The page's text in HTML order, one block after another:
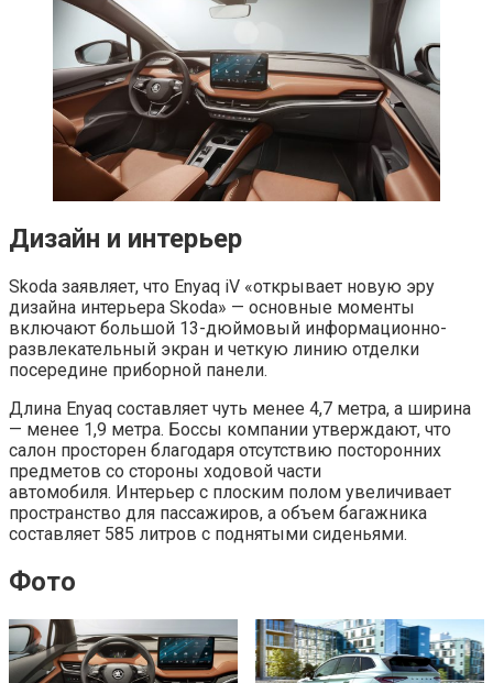
Дизайн и интерьер
Skoda заявляет, что Enyaq iV «открывает новую эру
дизайна интерьера Skoda» — основные моменты
включают большой 13-дюймовый информационно-
развлекательный экран и четкую линию отделки
посередине приборной панели.
Длина Enyaq составляет чуть менее 4,7 метра, а ширина
— менее 1,9 метра. Боссы компании утверждают, что
салон просторен благодаря отсутствию посторонних
предметов со стороны ходовой части
автомобиля. Интерьер с плоским полом увеличивает
пространство для пассажиров, а объем багажника
составляет 585 литров с поднятыми сиденьями.
Фото